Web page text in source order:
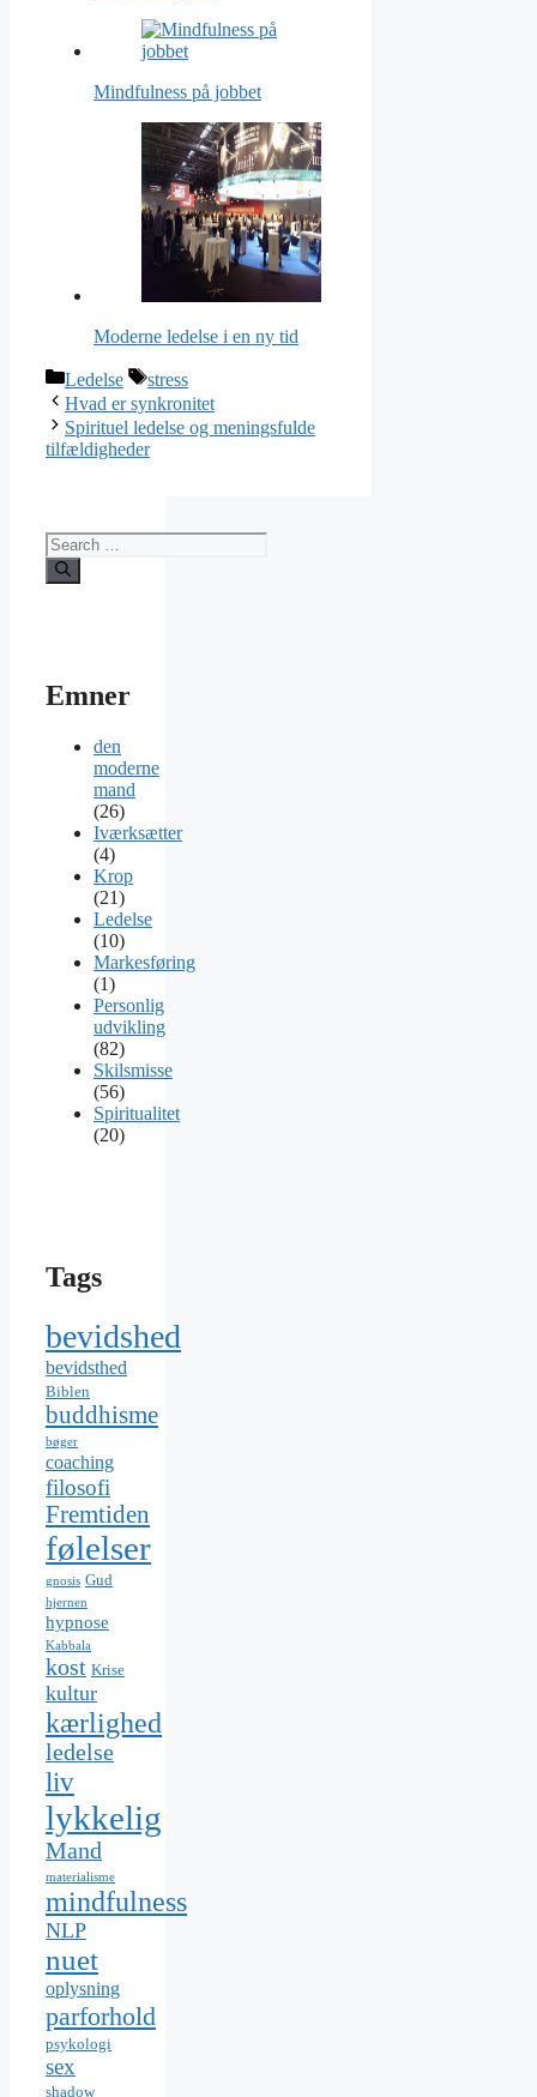
Mindfulness på jobbet
Moderne ledelse i en ny tid
Categories
Ledelse Tags
stress
Hvad er synkronitet
Spirituel ledelse og meningsfulde
tilfældigheder
Search
for:
Emner
den
moderne
mand
(26)
Iværksætter
(4)
Krop
(21)
Ledelse
(10)
Markesføring
(1)
Personlig
udvikling
(82)
Skilsmisse
(56)
Spiritualitet
(20)
Tags
bevidshed
bevidsthed
Biblen
buddhisme
bøger
coaching
filosofi
Fremtiden
følelser
gnosis Gud
hjernen
hypnose
Kabbala
kost Krise
kultur
kærlighed
ledelse
liv
lykkelig
Mand
materialisme
mindfulness
NLP
nuet
oplysning
parforhold
psykologi
sex
shadow